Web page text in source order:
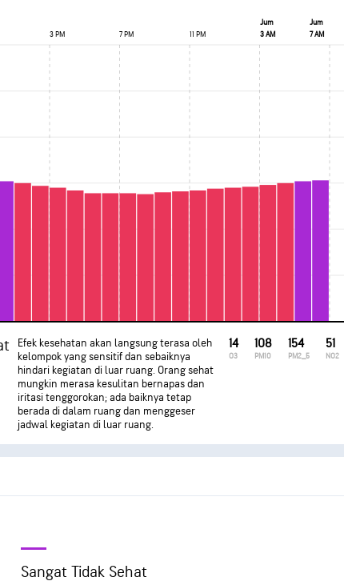
Jum
Jum
3 PM 7 PM 11 PM 3 AM 7 AM
Efek kesehatan akan langsung terasa oleh
kelompok yang sensitif dan sebaiknya
hindari kegiatan di luar ruang. Orang sehat
mungkin merasa kesulitan bernapas dan
iritasi tenggorokan; ada baiknya tetap
berada di dalam ruang dan menggeser
jadwal kegiatan di luar ruang.
14
O3
108
PM10
154
PM2_5
51
NO2
Sangat Tidak Sehat